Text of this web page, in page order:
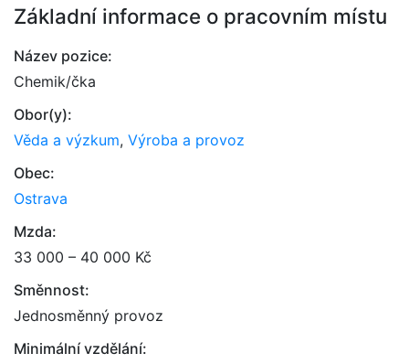
Základní informace o pracovním místu
Název pozice:
Chemik/čka
Obor(y):
Věda a výzkum, Výroba a provoz
Obec:
Ostrava
Mzda:
33 000 – 40 000 Kč
Směnnost:
Jednosměnný provoz
Minimální vzdělání: